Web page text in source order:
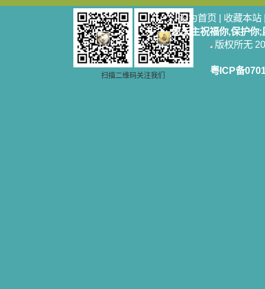
扫描二维码关注我们
设为首页 | 收藏本站
愿天主祝福你,保护你
版权所无
粤ICP备